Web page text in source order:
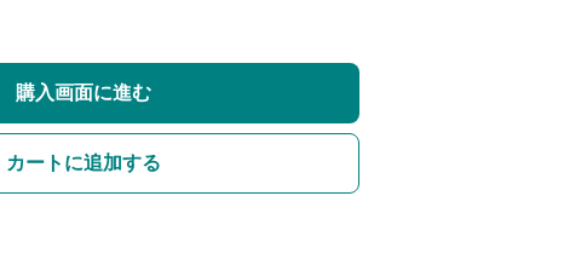
購入画面に進む
カートに追加する